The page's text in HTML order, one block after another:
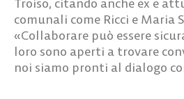
comunali come Ricci e Maria
«Collaborare può essere
loro sono aperti a trovare
noi siamo pronti al dialogo